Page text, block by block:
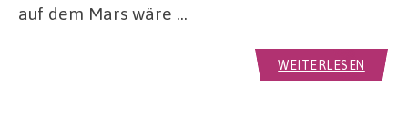
auf dem Mars wäre …
WEITERLESEN